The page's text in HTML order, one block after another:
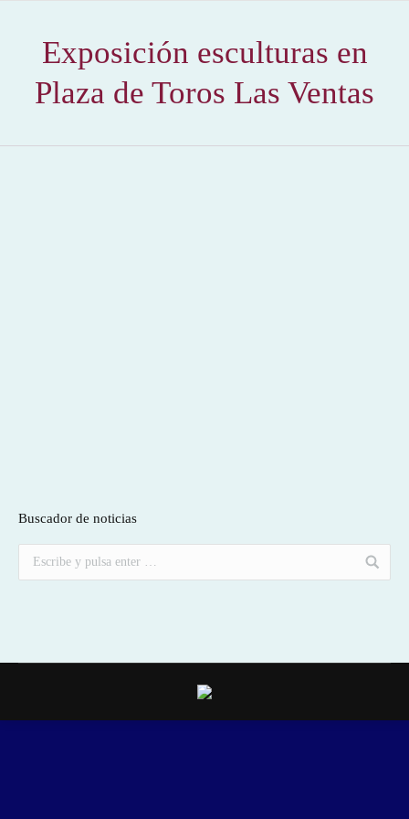
Exposición esculturas en
Plaza de Toros Las Ventas
Buscador de noticias